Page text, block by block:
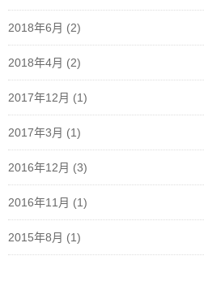
2018年6月 (2)
2018年4月 (2)
2017年12月 (1)
2017年3月 (1)
2016年12月 (3)
2016年11月 (1)
2015年8月 (1)